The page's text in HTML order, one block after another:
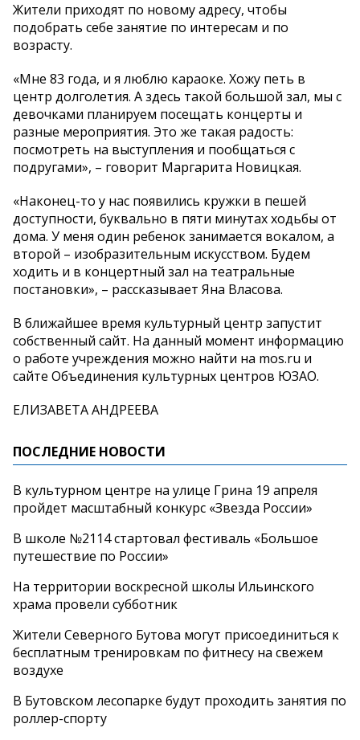
Жители приходят по новому адресу, чтобы
подобрать себе занятие по интересам и по
возрасту.
«Мне 83 года, и я люблю караоке. Хожу петь в
центр долголетия. А здесь такой большой зал, мы с
девочками планируем посещать концерты и
разные мероприятия. Это же такая радость:
посмотреть на выступления и пообщаться с
подругами», – говорит Маргарита Новицкая.
«Наконец-то у нас появились кружки в пешей
доступности, буквально в пяти минутах ходьбы от
дома. У меня один ребенок занимается вокалом, а
второй – изобразительным искусством. Будем
ходить и в концертный зал на театральные
постановки», – рассказывает Яна Власова.
В ближайшее время культурный центр запустит
собственный сайт. На данный момент информацию
о работе учреждения можно найти на mos.ru и
сайте Объединения культурных центров ЮЗАО.
ЕЛИЗАВЕТА АНДРЕЕВА
ПОСЛЕДНИЕ НОВОСТИ
В культурном центре на улице Грина 19 апреля
пройдет масштабный конкурс «Звезда России»
В школе №2114 стартовал фестиваль «Большое
путешествие по России»
На территории воскресной школы Ильинского
храма провели субботник
Жители Северного Бутова могут присоединиться к
бесплатным тренировкам по фитнесу на свежем
воздухе
В Бутовском лесопарке будут проходить занятия по
роллер-спорту